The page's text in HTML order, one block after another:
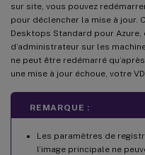
sur site, vous pouvez
pour déclencher la mise à jour.
Desktops Standard pour Azure,
d’administrateur sur les
ne peut être redémarré
une mise à jour échoue, votre
REMARQUE :
Les paramètres de
l’image principale ne